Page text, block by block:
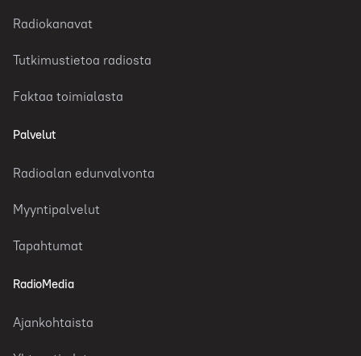
Radiokanavat
Tutkimustietoa radiosta
Faktaa toimialasta
Palvelut
Radioalan edunvalvonta
Myyntipalvelut
Tapahtumat
RadioMedia
Ajankohtaista